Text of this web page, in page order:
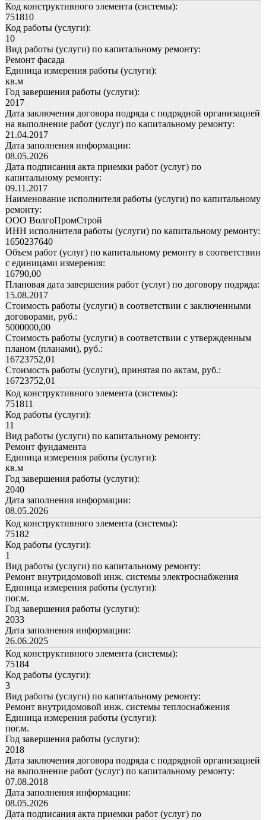
Код конструктивного элемента (системы):
751810
Код работы (услуги):
10
Вид работы (услуги) по капитальному ремонту:
Ремонт фасада
Единица измерения работы (услуги):
кв.м
Год завершения работы (услуги):
2017
Дата заключения договора подряда с подрядной организацией
на выполнение работ (услуг) по капитальному ремонту:
21.04.2017
Дата заполнения информации:
08.05.2026
Дата подписания акта приемки работ (услуг) по
капитальному ремонту:
09.11.2017
Наименование исполнителя работы (услуги) по капитальному
ремонту:
ООО ВолгоПромСтрой
ИНН исполнителя работы (услуги) по капитальному ремонту:
1650237640
Объем работ (услуг) по капитальному ремонту в соответствии
с единицами измерения:
16790,00
Плановая дата завершения работ (услуг) по договору подряда:
15.08.2017
Стоимость работы (услуги) в соответствии с заключенными
договорами, руб.:
5000000,00
Стоимость работы (услуги) в соответствии с утвержденным
планом (планами), руб.:
16723752,01
Стоимость работы (услуги), принятая по актам, руб.:
16723752,01
Код конструктивного элемента (системы):
751811
Код работы (услуги):
11
Вид работы (услуги) по капитальному ремонту:
Ремонт фундамента
Единица измерения работы (услуги):
кв.м
Год завершения работы (услуги):
2040
Дата заполнения информации:
08.05.2026
Код конструктивного элемента (системы):
75182
Код работы (услуги):
1
Вид работы (услуги) по капитальному ремонту:
Ремонт внутридомовой инж. системы электроснабжения
Единица измерения работы (услуги):
пог.м.
Год завершения работы (услуги):
2033
Дата заполнения информации:
26.06.2025
Код конструктивного элемента (системы):
75184
Код работы (услуги):
3
Вид работы (услуги) по капитальному ремонту:
Ремонт внутридомовой инж. системы теплоснабжения
Единица измерения работы (услуги):
пог.м.
Год завершения работы (услуги):
2018
Дата заключения договора подряда с подрядной организацией
на выполнение работ (услуг) по капитальному ремонту:
07.08.2018
Дата заполнения информации:
08.05.2026
Дата подписания акта приемки работ (услуг) по